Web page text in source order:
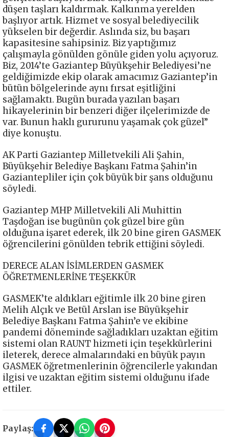
düşen taşları kaldırmak. Kalkınma yerelden
başlıyor artık. Hizmet ve sosyal belediyecilik
yükselen bir değerdir. Aslında siz, bu başarı
kapasitesine sahipsiniz. Biz yaptığımız
çalışmayla gönülden gönüle giden yolu açıyoruz.
Biz, 2014’te Gaziantep Büyükşehir Belediyesi’ne
geldiğimizde ekip olarak amacımız Gaziantep’in
bütün bölgelerinde aynı fırsat eşitliğini
sağlamaktı. Bugün burada yazılan başarı
hikayelerinin bir benzeri diğer ilçelerimizde de
var. Bunun haklı gururunu yaşamak çok güzel”
diye konuştu.
AK Parti Gaziantep Milletvekili Ali Şahin,
Büyükşehir Belediye Başkanı Fatma Şahin’in
Gaziantepliler için çok büyük bir şans olduğunu
söyledi.
Gaziantep MHP Milletvekili Ali Muhittin
Taşdoğan ise bugünün çok güzel bire gün
olduğuna işaret ederek, ilk 20 bine giren GASMEK
öğrencilerini gönülden tebrik ettiğini söyledi.
DERECE ALAN İSİMLERDEN GASMEK
ÖĞRETMENLERİNE TEŞEKKÜR
GASMEK’te aldıkları eğitimle ilk 20 bine giren
Melih Alçık ve Betül Arslan ise Büyükşehir
Belediye Başkanı Fatma Şahin’e ve ekibine
pandemi döneminde sağladıkları uzaktan eğitim
sistemi olan RAUNT hizmeti için teşekkürlerini
ileterek, derece almalarındaki en büyük payın
GASMEK öğretmenlerinin öğrencilerle yakından
ilgisi ve uzaktan eğitim sistemi olduğunu ifade
ettiler.
Paylaş: